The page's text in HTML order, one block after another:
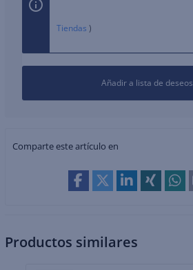
Tiendas )
Añadir a lista de deseos
Comparte este artículo en
Productos similares